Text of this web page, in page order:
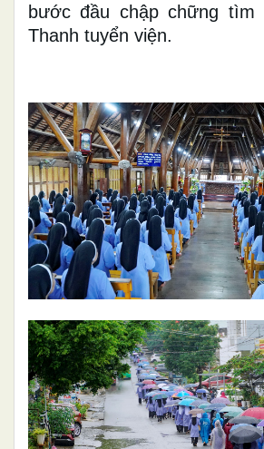
bước đầu chập chững
Thanh tuyển viện.